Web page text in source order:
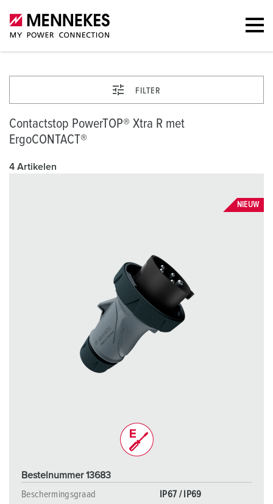
FILTER
Contactstop PowerTOP® Xtra R met
ErgoCONTACT®
4 Artikelen
NIEUW
Bestelnummer 13683
Beschermingsgraad
IP67 / IP69